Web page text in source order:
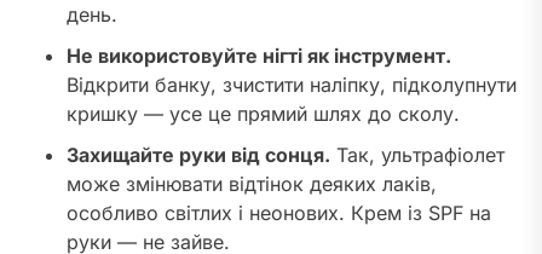
день.
Не використовуйте нігті як інструмент.
Відкрити банку, зчистити наліпку, підколупнути
кришку — усе це прямий шлях до сколу.
Захищайте руки від сонця. Так, ультрафіолет
може змінювати відтінок деяких лаків,
особливо світлих і неонових. Крем із SPF на
руки — не зайве.